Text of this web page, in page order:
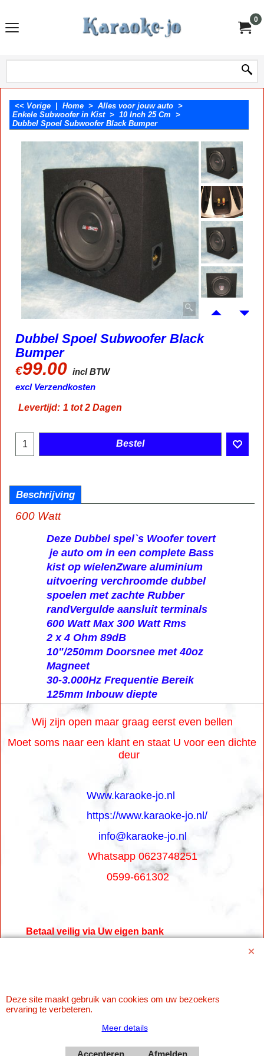
0
<< Vorige Home > Alles voor jouw auto >
Enkele Subwoofer in Kist> 10 Inch 25 Cm >
Dubbel Spoel Subwoofer Black Bumper
Dubbel Spoel Subwoofer Black
Bumper
€99.00 incl BTW
excl Verzendkosten
Levertijd: 1 tot 2 Dagen
Bestel
Beschrijving
600 Watt
Deze Dubbel spel`s Woofer tovert
je auto om in een complete Bass
kist op wielenZware aluminium
uitvoering verchroomde dubbel
spoelen met zachte Rubber
randVergulde aansluit terminals
600 Watt Max 300 Watt Rms
2 x 4 Ohm 89dB
10"/250mm Doorsnee met 40oz
Magneet
30-3.000Hz Frequentie Bereik
125mm Inbouw diepte
Wij zijn open maar graag eerst even bellen
Moet soms naar een klant en staat U voor een dichte
deur
Www.karaoke-jo.nl
https://www.karaoke-jo.nl/
info@karaoke-jo.nl
Whatsapp 0623748251
0599-661302
Betaal veilig via Uw eigen bank
Deze site maakt gebruik van cookies om uw bezoekers
ervaring te verbeteren.
Meer details
Accepteren Afmelden